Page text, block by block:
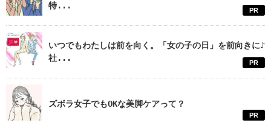
特...
PR
いつでもわたしは前を向く。「女の子の日」を前向きに♪
社...
PR
ズボラ女子でもOKな美脚ケアって？
PR